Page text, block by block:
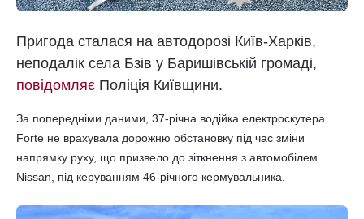
Пригода сталася на автодорозі Київ-Харків,
неподалік села Бзів у Баришівській громаді,
повідомляє Поліція Київщини.
За попередніми даними, 37-річна водійка електроскутера
Forte не врахувала дорожню обстановку під час зміни
напрямку руху, що призвело до зіткнення з автомобілем
Nissan, під керуванням 46-річного кермувальника.